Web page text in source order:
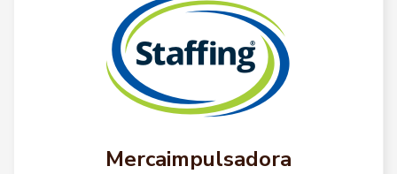
Mercaimpulsadora